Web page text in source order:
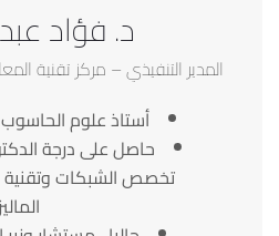
د. فؤاد
المدير التنفيذي – مركز تقنية
أستاذ علوم
حاصل على درجة
تخصص الشبكات وتقنية